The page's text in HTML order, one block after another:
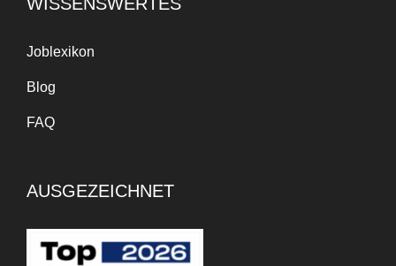
Joblexikon
Blog
FAQ
AUSGEZEICHNET